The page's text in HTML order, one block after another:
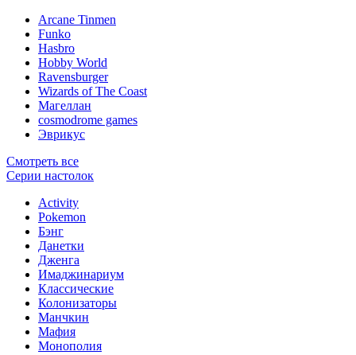
Arcane Tinmen
Funko
Hasbro
Hobby World
Ravensburger
Wizards of The Coast
Магеллан
сosmodrome games
Эврикус
Смотреть все
Серии настолок
Activity
Pokemon
Бэнг
Данетки
Дженга
Имаджинариум
Классические
Колонизаторы
Манчкин
Мафия
Монополия